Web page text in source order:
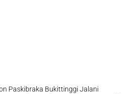
Paskibraka Bukittinggi Jalani